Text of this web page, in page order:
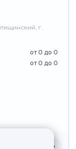
г.
от 0 до 0
от 0 до 0